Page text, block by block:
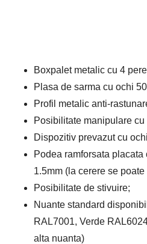
Boxpalet metalic cu 4
Plasa de sarma cu ochi
Profil metalic anti-
Posibilitate manipulare
Dispozitiv prevazut cu
Podea ramforsata
1.5mm (la cerere se
Posibilitate de stivuire;
Nuante standard
RAL7001, Verde
alta nuanta)